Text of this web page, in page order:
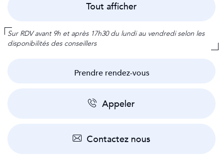
Tout afficher
Sur RDV avant 9h et après 17h30 du lundi au vendredi selon les
disponibilités des conseillers
Prendre rendez-vous
Appeler
Contactez nous